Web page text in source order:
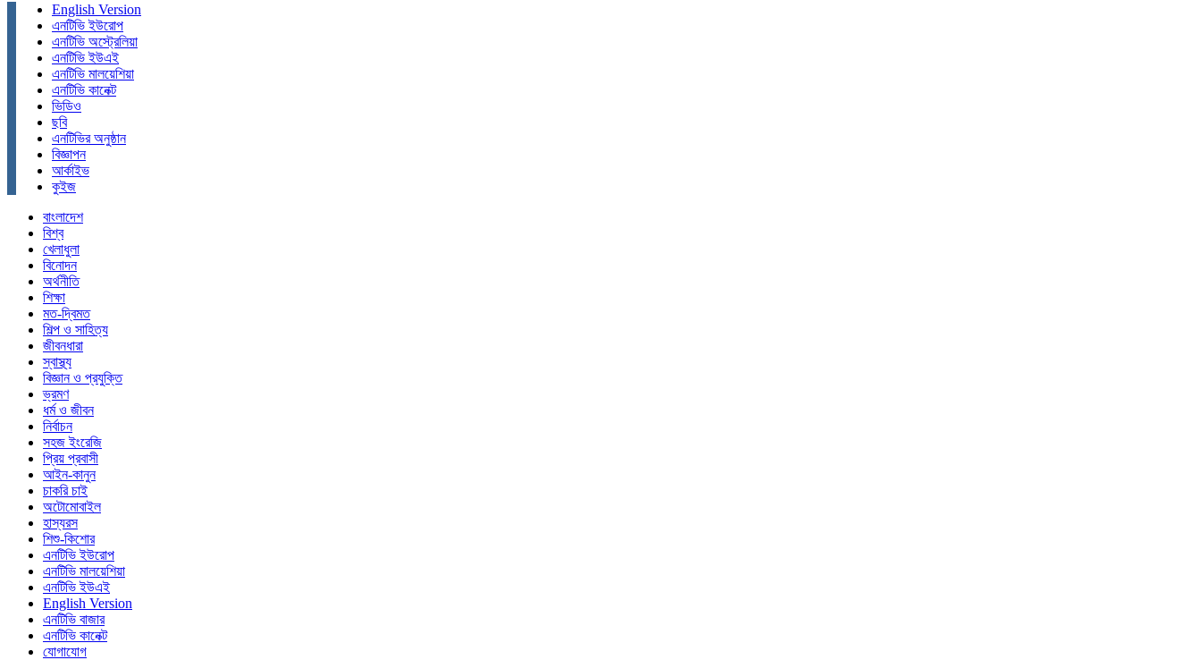
English Version
এনটিভি ইউরোপ
এনটিভি অস্ট্রেলিয়া
এনটিভি ইউএই
এনটিভি মালয়েশিয়া
এনটিভি কানেক্ট
ভিডিও
ছবি
এনটিভির অনুষ্ঠান
বিজ্ঞাপন
আর্কাইভ
কুইজ
বাংলাদেশ
বিশ্ব
খেলাধুলা
বিনোদন
অর্থনীতি
শিক্ষা
মত-দ্বিমত
শিল্প ও সাহিত্য
জীবনধারা
স্বাস্থ্য
বিজ্ঞান ও প্রযুক্তি
ভ্রমণ
ধর্ম ও জীবন
নির্বাচন
সহজ ইংরেজি
প্রিয় প্রবাসী
আইন-কানুন
চাকরি চাই
অটোমোবাইল
হাস্যরস
শিশু-কিশোর
এনটিভি ইউরোপ
এনটিভি মালয়েশিয়া
এনটিভি ইউএই
English Version
এনটিভি বাজার
এনটিভি কানেক্ট
যোগাযোগ